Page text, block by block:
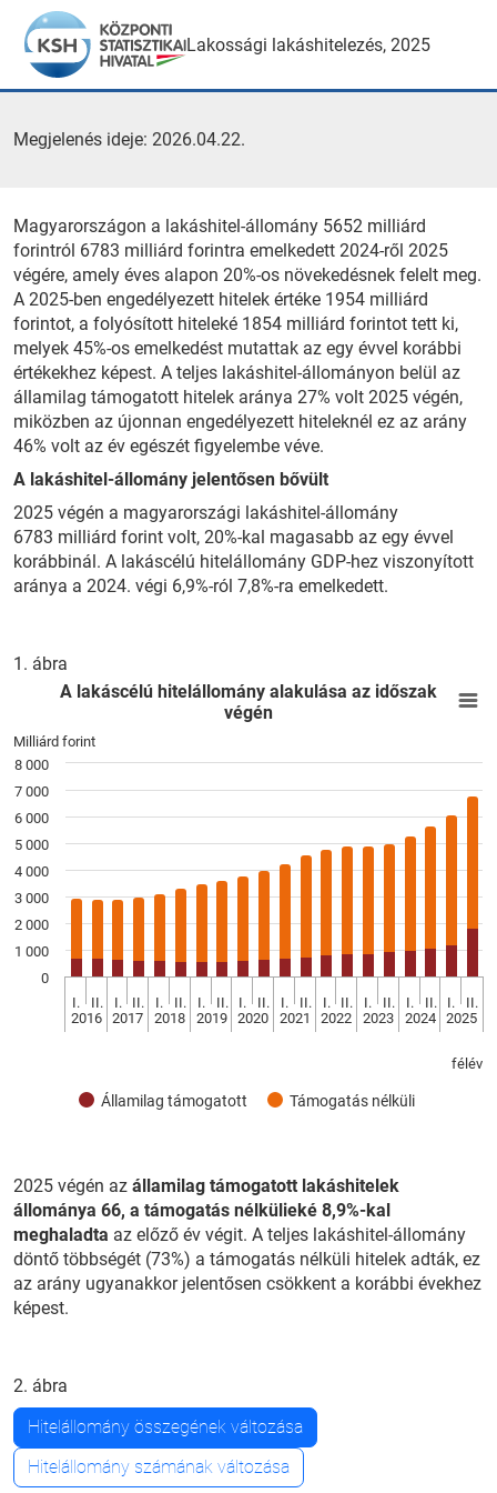
Lakossági lakáshitelezés, 2025
Megjelenés ideje: 2026.04.22.
Magyarországon a lakáshitel-állomány 5652 milliárd
forintról 6783 milliárd forintra emelkedett 2024-ről 2025
végére, amely éves alapon 20%-os növekedésnek felelt meg.
A 2025-ben engedélyezett hitelek értéke 1954 milliárd
forintot, a folyósított hiteleké 1854 milliárd forintot tett ki,
melyek 45%-os emelkedést mutattak az egy évvel korábbi
értékekhez képest. A teljes lakáshitel-állományon belül az
államilag támogatott hitelek aránya 27% volt 2025 végén,
miközben az újonnan engedélyezett hiteleknél ez az arány
46% volt az év egészét figyelembe véve.
A lakáshitel-állomány jelentősen bővült
2025 végén a magyarországi lakáshitel-állomány
6783 milliárd forint volt, 20%-kal magasabb az egy évvel
korábbinál. A lakáscélú hitelállomány GDP-hez viszonyított
aránya a 2024. végi 6,9%-ról 7,8%-ra emelkedett.
1. ábra
A lakáscélú hitelállomány alakulása az időszak végén
Bar chart with 2 data series.
View as data table, A lakáscélú hitelállomány alakulása az
The chart has 1 X axis displaying félév.
The chart has 1 Y axis displaying Milliárd forint. Data ranges
félév
Milliárd forint
A lakáscélú hitelállomány alakulása az időszak
végén
Államilag támogatott Támogatás nélküli
I.
2016
II.
I.
2017
II.
I.
2018
II.
I.
2019
II.
I.
2020
II.
I.
2021
II.
I.
2022
II.
I.
2023
II.
I.
2024
II.
I.
2025
II.
0
1 000
2 000
3 000
4 000
5 000
6 000
7 000
8 000
2025 végén az államilag támogatott lakáshitelek
állománya 66, a támogatás nélkülieké 8,9%-kal
meghaladta az előző év végit. A teljes lakáshitel-állomány
döntő többségét (73%) a támogatás nélküli hitelek adták, ez
az arány ugyanakkor jelentősen csökkent a korábbi évekhez
képest.
2. ábra
Hitelállomány összegének változása
Hitelállomány számának változása